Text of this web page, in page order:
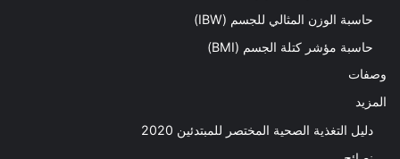
حاسبة الوزن المثالي للجسم (IBW)
حاسبة مؤشر كتلة الجسم (BMI)
وصفات
المزيد
دليل التغذية الصحية المختصر للمبتدئين 2020​